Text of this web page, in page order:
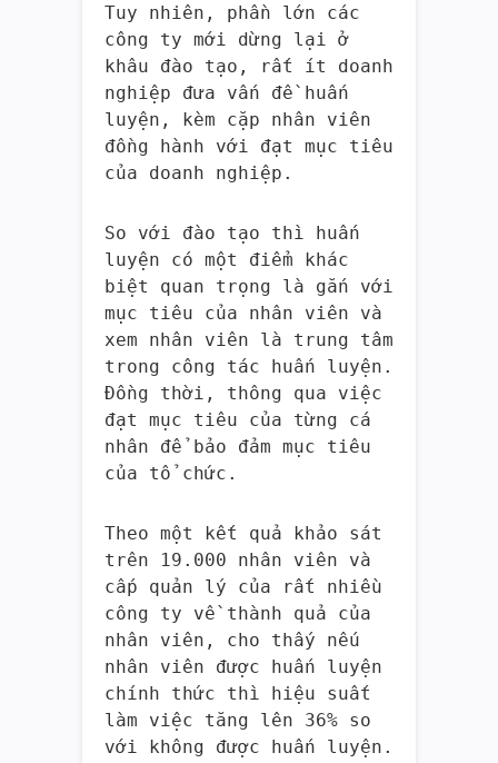
Tuy nhiên, phần lớn các
công ty mới dừng lại ở
khâu đào tạo, rất ít doanh
nghiệp đưa vấn đề huấn
luyện, kèm cặp nhân viên
đồng hành với đạt mục tiêu
của doanh nghiệp.
So với đào tạo thì huấn
luyện có một điểm khác
biệt quan trọng là gắn với
mục tiêu của nhân viên và
xem nhân viên là trung tâm
trong công tác huấn luyện.
Đồng thời, thông qua việc
đạt mục tiêu của từng cá
nhân để bảo đảm mục tiêu
của tổ chức.
Theo một kết quả khảo sát
trên 19.000 nhân viên và
cấp quản lý của rất nhiều
công ty về thành quả của
nhân viên, cho thấy nếu
nhân viên được huấn luyện
chính thức thì hiệu suất
làm việc tăng lên 36% so
với không được huấn luyện.